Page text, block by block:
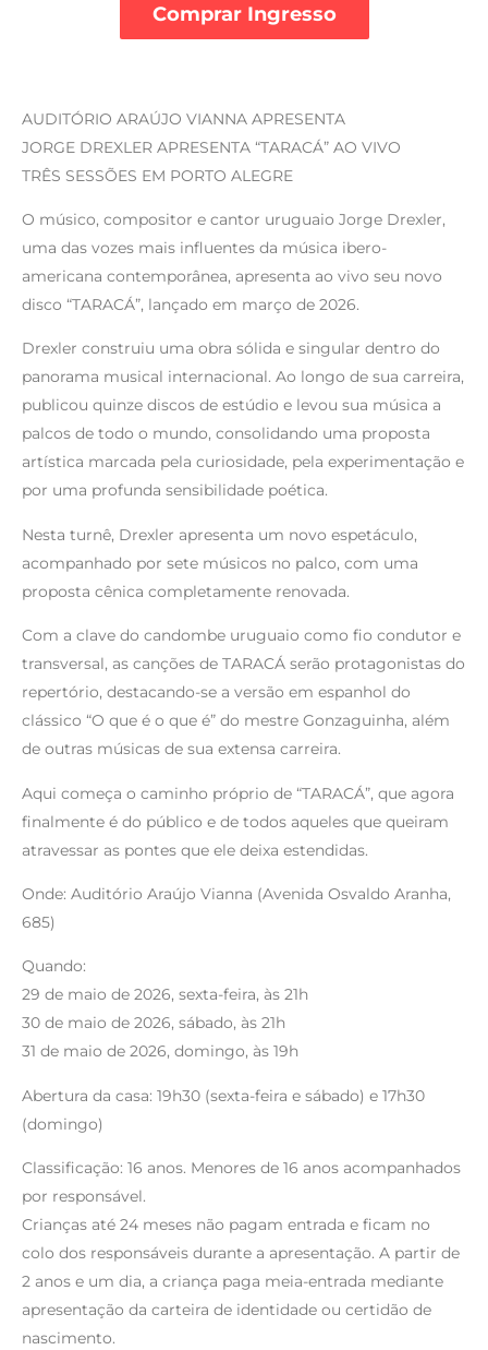
AUDITÓRIO ARAÚJO VIANNA APRESENTA
JORGE DREXLER APRESENTA “TARACÁ” AO VIVO
TRÊS SESSÕES EM PORTO ALEGRE
O músico, compositor e cantor uruguaio Jorge Drexler,
uma das vozes mais influentes da música ibero-
americana contemporânea, apresenta ao vivo seu novo
disco “TARACÁ”, lançado em março de 2026.
Drexler construiu uma obra sólida e singular dentro do
panorama musical internacional. Ao longo de sua carreira,
publicou quinze discos de estúdio e levou sua música a
palcos de todo o mundo, consolidando uma proposta
artística marcada pela curiosidade, pela experimentação e
por uma profunda sensibilidade poética.
Nesta turnê, Drexler apresenta um novo espetáculo,
acompanhado por sete músicos no palco, com uma
proposta cênica completamente renovada.
Com a clave do candombe uruguaio como fio condutor e
transversal, as canções de TARACÁ serão protagonistas do
repertório, destacando-se a versão em espanhol do
clássico “O que é o que é” do mestre Gonzaguinha, além
de outras músicas de sua extensa carreira.
Aqui começa o caminho próprio de “TARACÁ”, que agora
finalmente é do público e de todos aqueles que queiram
atravessar as pontes que ele deixa estendidas.
Onde: Auditório Araújo Vianna (Avenida Osvaldo Aranha,
685)
Quando:
29 de maio de 2026, sexta-feira, às 21h
30 de maio de 2026, sábado, às 21h
31 de maio de 2026, domingo, às 19h
Abertura da casa: 19h30 (sexta-feira e sábado) e 17h30
(domingo)
Classificação: 16 anos. Menores de 16 anos acompanhados
por responsável.
Crianças até 24 meses não pagam entrada e ficam no
colo dos responsáveis durante a apresentação. A partir de
2 anos e um dia, a criança paga meia-entrada mediante
apresentação da carteira de identidade ou certidão de
nascimento.
Comprar Ingresso